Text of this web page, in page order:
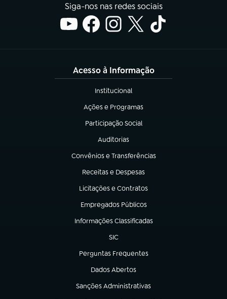
Siga-nos nas redes sociais
Acesso à Informação
Institucional
(abre em nova aba)
Ações e Programas
(abre em nova aba)
Participação Social
(abre em nova aba)
Auditorias
(abre em nova aba)
Convênios e Transferências
(abre em nova aba)
Receitas e Despesas
(abre em nova aba)
Licitações e Contratos
(abre em nova aba)
Empregados Públicos
(abre em nova aba)
Informações Classificadas
(abre em nova aba)
SIC
(abre em nova aba)
Perguntas Frequentes
(abre em nova aba)
Dados Abertos
(abre em nova aba)
Sanções Administrativas
(abre em nova aba)